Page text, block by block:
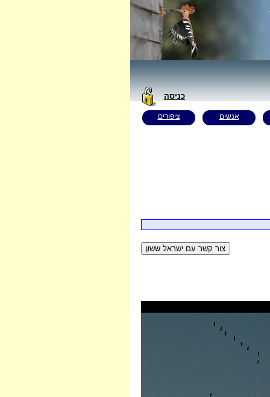
כניסה
אנשים ציפורים